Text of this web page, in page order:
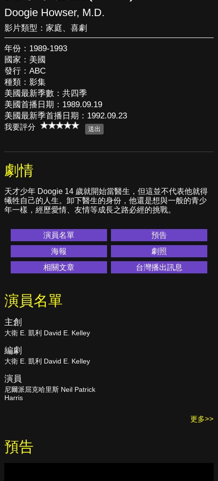
Doogie Howser, M.D.
影片類型： 家庭、 喜劇
年份：1989-1993
國家：美國
發行：ABC
種類：影集
美國最新季數：共四季
美國首播日期：1989.09.19
美國最新季首播日期：1992.09.23
我要評分
劇情
天才少年 Doogie 14 歲就開始當醫生，但這並不代表他就得
犧牲自己的人生。卸下醫生的身份，他還是想與一般的青少
年一樣，經歷愛情、友情等成長之路必經的挑戰。
演員名單
預告
海報
劇照
相關文章
台灣播出訊息
演員名單
主創
大衛 E. 凱利 David E. Kelley
編劇
大衛 E. 凱利 David E. Kelley
演員
尼爾派屈克哈里斯 Neil Patrick
Harris
更多>>
預告